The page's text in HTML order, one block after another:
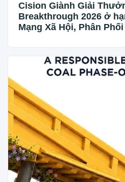
Cision Giành Giải
Breakthrough 2026 ở
Mạng Xã Hội, Phân